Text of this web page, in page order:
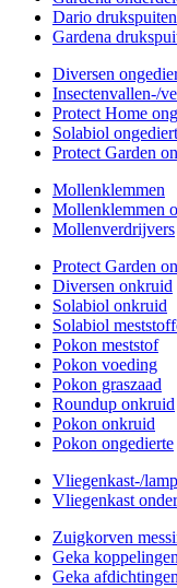
Dario drukspuiten
Gardena
Diversen
Insectenvallen-/
Protect Home
Solabiol
Protect Garden
Mollenklemmen
Mollenklemmen
Mollenverdrijvers
Protect Garden
Diversen onkruid
Solabiol onkruid
Solabiol
Pokon meststof
Pokon voeding
Pokon graszaad
Roundup onkruid
Pokon onkruid
Pokon ongedierte
Vliegenkast-/lamp
Vliegenkast
Zuigkorven
Geka koppelingen
Geka afdichtingen